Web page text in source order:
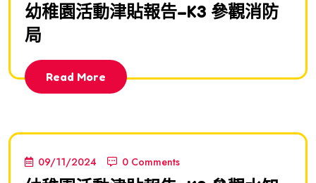
幼稚園活動津貼報告–K3 參觀消防
局
Read More
09/11/2024 0 Comments